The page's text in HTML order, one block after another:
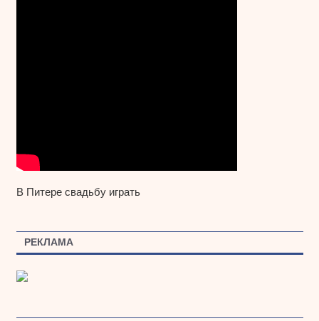
В Питере свадьбу играть
РЕКЛАМА